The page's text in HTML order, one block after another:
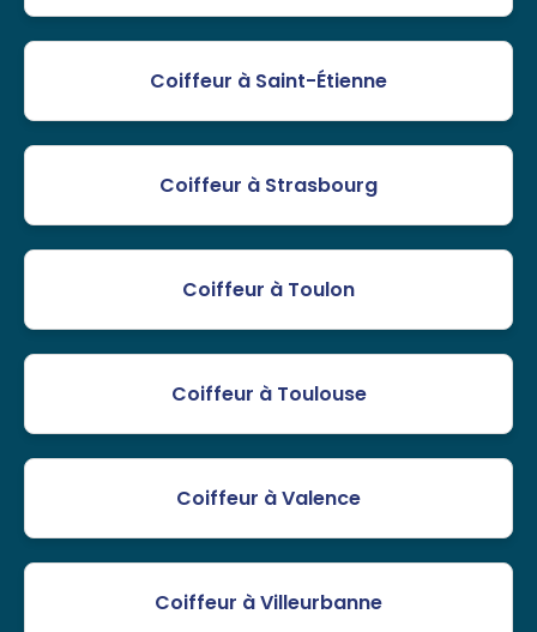
Coiffeur à Saint-Étienne
Coiffeur à Strasbourg
Coiffeur à Toulon
Coiffeur à Toulouse
Coiffeur à Valence
Coiffeur à Villeurbanne